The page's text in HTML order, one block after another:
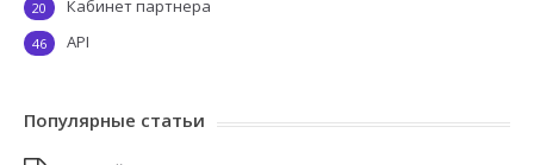
Кабинет партнера
20
API
46
Популярные статьи